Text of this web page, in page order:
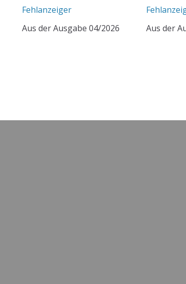
Fehlanzeiger
Aus der Ausgabe 04/2026
Aus der